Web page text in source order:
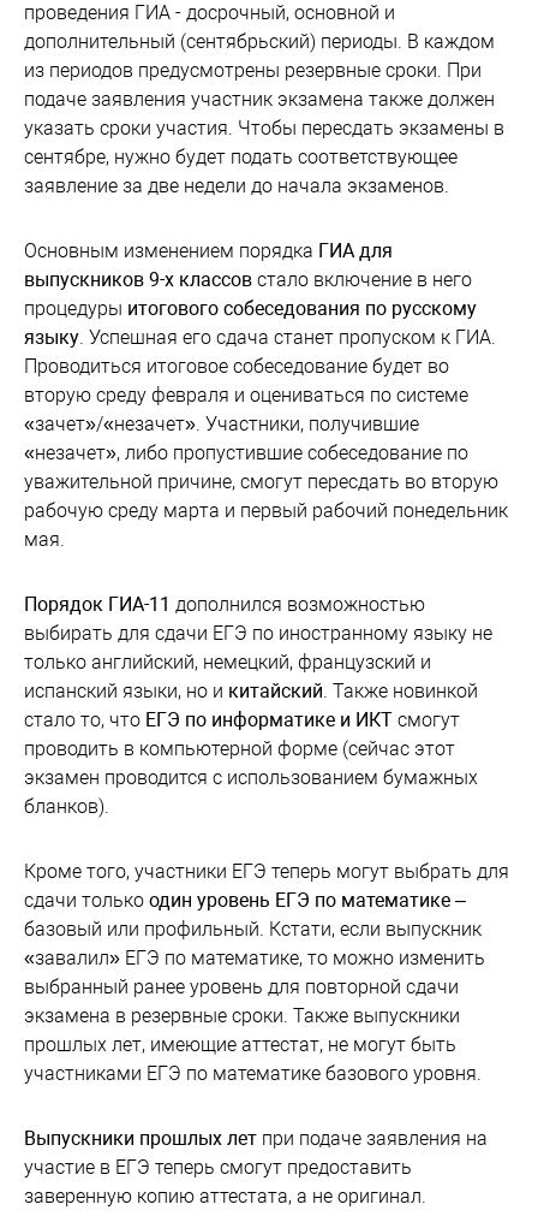
проведения ГИА - досрочный, основной и
дополнительный (сентябрьский) периоды. В каждом
из периодов предусмотрены резервные сроки. При
подаче заявления участник экзамена также должен
указать сроки участия. Чтобы пересдать экзамены в
сентябре, нужно будет подать соответствующее
заявление за две недели до начала экзаменов.
Основным изменением порядка ГИА для
выпускников 9-х классов стало включение в него
процедуры итогового собеседования по русскому
языку. Успешная его сдача станет пропуском к ГИА.
Проводиться итоговое собеседование будет во
вторую среду февраля и оцениваться по системе
«зачет»/«незачет». Участники, получившие
«незачет», либо пропустившие собеседование по
уважительной причине, смогут пересдать во вторую
рабочую среду марта и первый рабочий понедельник
мая.
Порядок ГИА-11 дополнился возможностью
выбирать для сдачи ЕГЭ по иностранному языку не
только английский, немецкий, французский и
испанский языки, но и китайский. Также новинкой
стало то, что ЕГЭ по информатике и ИКТ смогут
проводить в компьютерной форме (сейчас этот
экзамен проводится с использованием бумажных
бланков).
Кроме того, участники ЕГЭ теперь могут выбрать для
сдачи только один уровень ЕГЭ по математике –
базовый или профильный. Кстати, если выпускник
«завалил» ЕГЭ по математике, то можно изменить
выбранный ранее уровень для повторной сдачи
экзамена в резервные сроки. Также выпускники
прошлых лет, имеющие аттестат, не могут быть
участниками ЕГЭ по математике базового уровня.
Выпускники прошлых лет при подаче заявления на
участие в ЕГЭ теперь смогут предоставить
заверенную копию аттестата, а не оригинал.